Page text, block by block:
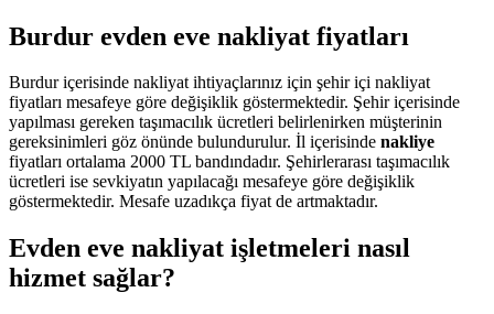
Burdur evden eve nakliyat fiyatları
Burdur içerisinde nakliyat ihtiyaçlarınız için şehir içi nakliyat
fiyatları mesafeye göre değişiklik göstermektedir. Şehir içerisinde
yapılması gereken taşımacılık ücretleri belirlenirken müşterinin
gereksinimleri göz önünde bulundurulur. İl içerisinde nakliye
fiyatları ortalama 2000 TL bandındadır. Şehirlerarası taşımacılık
ücretleri ise sevkiyatın yapılacağı mesafeye göre değişiklik
göstermektedir. Mesafe uzadıkça fiyat de artmaktadır.
Evden eve nakliyat işletmeleri nasıl
hizmet sağlar?